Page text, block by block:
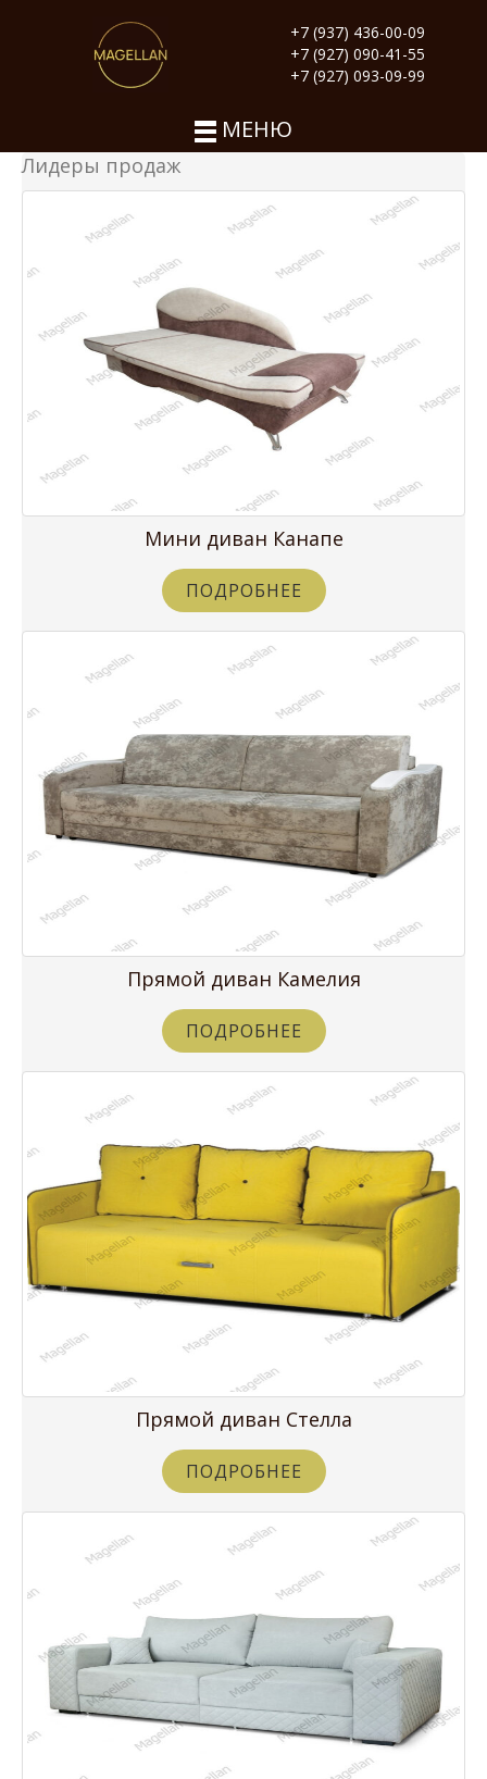
+7 (937) 436-00-09
+7 (927) 090-41-55
+7 (927) 093-09-99
МЕНЮ
Лидеры продаж
Мини диван Канапе
ПОДРОБНЕЕ
Прямой диван Камелия
ПОДРОБНЕЕ
Прямой диван Стелла
ПОДРОБНЕЕ